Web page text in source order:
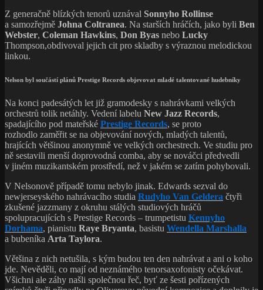
Z generačně blízkých tenorů uznával Sonnyho Rollinse
a samozřejmě Johna Coltranea. Na starších hráčích, jako byli Ben
Webster, Coleman Hawkins, Don Byas nebo Lucky
Thompson,obdivoval jejich cit pro skladby s výraznou melodickou
linkou.
Nelson byl součástí plánů Prestige Records objevovat mladé talentované hudebníky
Na konci padesátých let již gramodesky s nahrávkami velkých
orchestrů tolik netáhly. Vedení labelu New Jazz Records,
spadajícího pod mateřské Prestige Records, se proto
rozhodlo zaměřit se na objevování nových, mladých talentů,
hrajících většinou anonymně ve velkých orchestrech. Ve studiu pro
ně sestavili menší doprovodná comba, aby se nováčci předvedli
v jiném muzikantském prostředí, než v jakém se zatím pohybovali.
V Nelsonově případě tomu nebylo jinak. Edwards sezval do
newjerseyského nahrávacího studia Rudyho Van Geldera čtyři
zkušené jazzmany z okruhu stálých studiových hráčů
spolupracujících s Prestige Records – trumpetistu Kennyho
Dorhama, pianistu Raye Bryanta, basistu Wendella Marshalla
a bubeníka Arta Taylora.
Většina z nich netušila, s kým budou ten den nahrávat a ani o koho
jde. Nevěděli, co mají od neznámého tenorsaxofonisty očekávat.
Všichni ale záhy našli společnou řeč, byť ze šesti pořízených